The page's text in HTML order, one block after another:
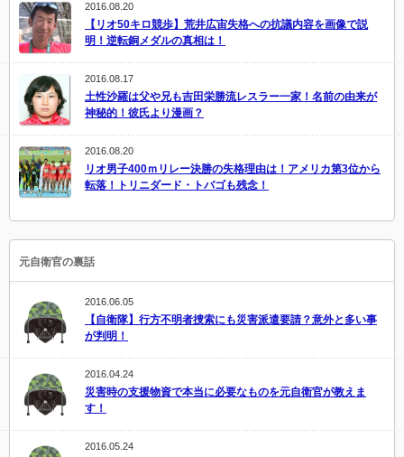
2016.08.20
【リオ50キロ競歩】荒井広宙失格への抗議内容を画像で説
明！逆転銅メダルの真相は！
2016.08.17
土性沙羅は父や兄も吉田栄勝流レスラー一家！名前の由来が
神秘的！彼氏より漫画？
2016.08.20
リオ男子400ｍリレー決勝の失格理由は！アメリカ第3位から
転落！トリニダード・トバゴも残念！
元自衛官の裏話
2016.06.05
【自衛隊】行方不明者捜索にも災害派遣要請？意外と多い事
が判明！
2016.04.24
災害時の支援物資で本当に必要なものを元自衛官が教えま
す！
2016.05.24